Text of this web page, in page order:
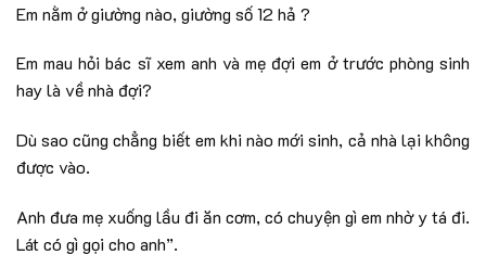
Em nằm ở giường nào, giường số 12 hả ?
Em mau hỏi bác sĩ xem anh và mẹ đợi em ở trước phòng sinh
hay là về nhà đợi?
Dù sao cũng chẳng biết em khi nào mới sinh, cả nhà lại không
được vào.
Anh đưa mẹ xuống lầu đi ăn cơm, có chuyện gì em nhờ y tá đi.
Lát có gì gọi cho anh”.